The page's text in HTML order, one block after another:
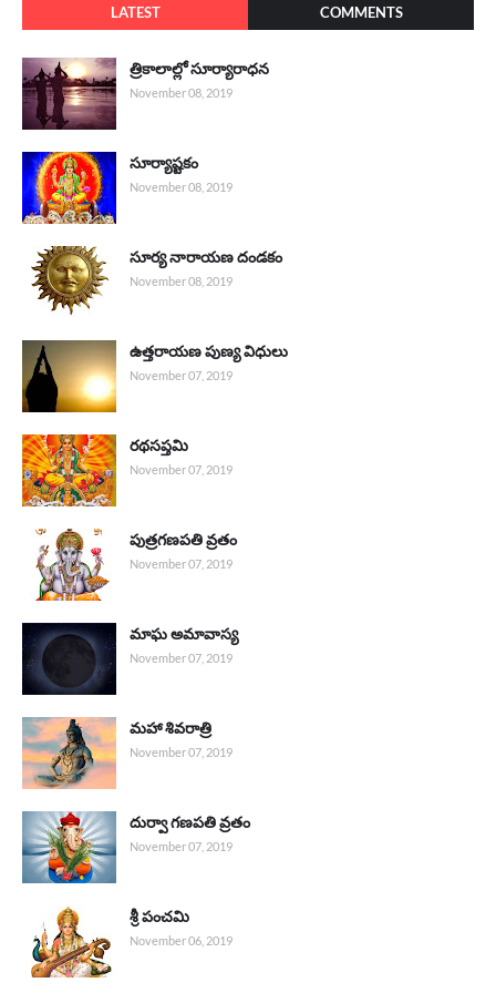
LATEST COMMENTS
త్రికాలాల్లో సూర్యారాధన
November 08, 2019
సూర్యాష్టకం
November 08, 2019
సూర్య నారాయణ దండకం
November 08, 2019
ఉత్తరాయణ పుణ్య విధులు
November 07, 2019
రథసప్తమి
November 07, 2019
పుత్రగణపతి వ్రతం
November 07, 2019
మాఘ అమావాస్య
November 07, 2019
మహా శివరాత్రి
November 07, 2019
దుర్వా గణపతి వ్రతం
November 07, 2019
శ్రీ పంచమి
November 06, 2019